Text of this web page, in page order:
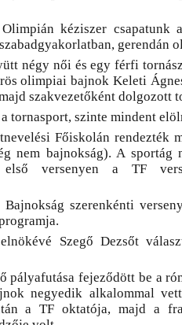
kéziszer csapatunk
gerendán
négy női és egy férfi
olimpiai bajnok Keleti
szakvezetőként dolgozott
tornasport, szinte mindent
Főiskolán rendezték
nem bajnokság). A sportág
versenyen a TF
szerenkénti
Szegő Dezsőt
pályafutása fejeződött be a
negyedik alkalommal
a TF oktatója, majd a